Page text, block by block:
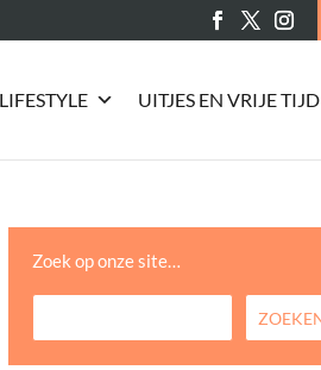
LIFESTYLE UITJES EN VRIJE TIJD
Zoek op onze site…